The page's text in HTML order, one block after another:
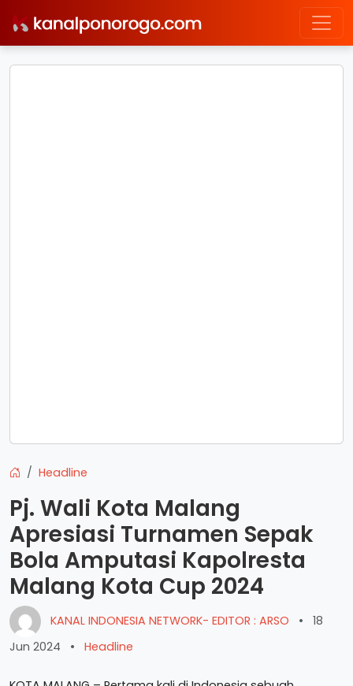
Headline
Pj. Wali Kota Malang
Apresiasi Turnamen Sepak
Bola Amputasi Kapolresta
Malang Kota Cup 2024
KANAL INDONESIA NETWORK- EDITOR : ARSO •
18
Jun 2024
• Headline